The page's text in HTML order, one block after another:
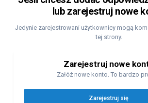
lub zarejestruj nowe
Jedynie zarejestrowani użytkownicy mogą
tej strony.
Zarejestruj nowe
Załóż nowe konto. To bardzo
Zarejestruj się